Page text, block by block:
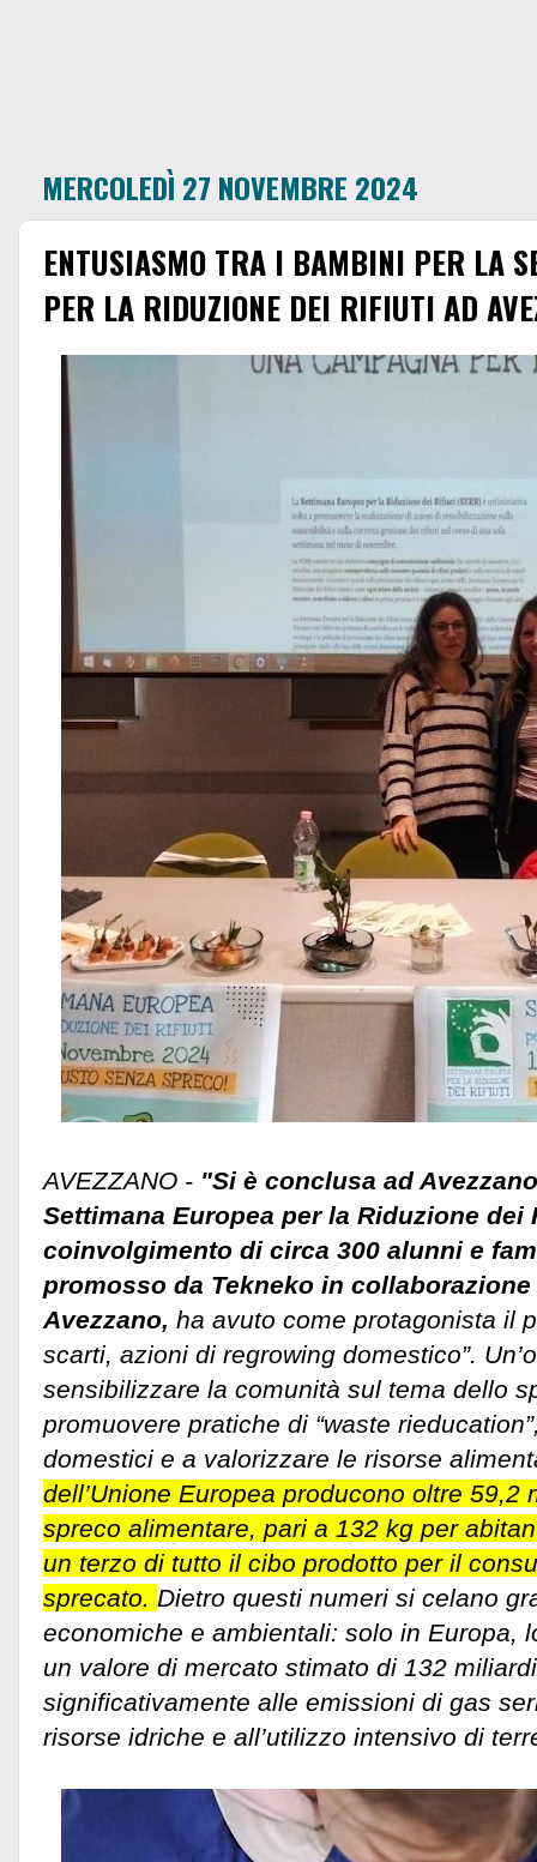
MERCOLEDÌ 27 NOVEMBRE 2024
ENTUSIASMO TRA I BAMBINI PER LA
PER LA RIDUZIONE DEI RIFIUTI AD
AVEZZANO - "Si è conclusa ad
Settimana Europea per la Riduzione dei
coinvolgimento di circa 300 alunni e
promosso da Tekneko in
Avezzano, ha avuto come protagonista il
scarti, azioni di regrowing domestico”.
sensibilizzare la comunità sul tema dello
promuovere pratiche di “waste
domestici e a valorizzare le risorse
dell’Unione Europea producono oltre 59,2
spreco alimentare, pari a 132 kg per
un terzo di tutto il cibo prodotto per il
sprecato. Dietro questi numeri si celano
economiche e ambientali: solo in Europa,
un valore di mercato stimato di 132
significativamente alle emissioni di gas
risorse idriche e all’utilizzo intensivo di